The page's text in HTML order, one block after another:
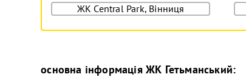
ЖК Central Park, Вінниця
основна інформаціяЖК Гетьманський: